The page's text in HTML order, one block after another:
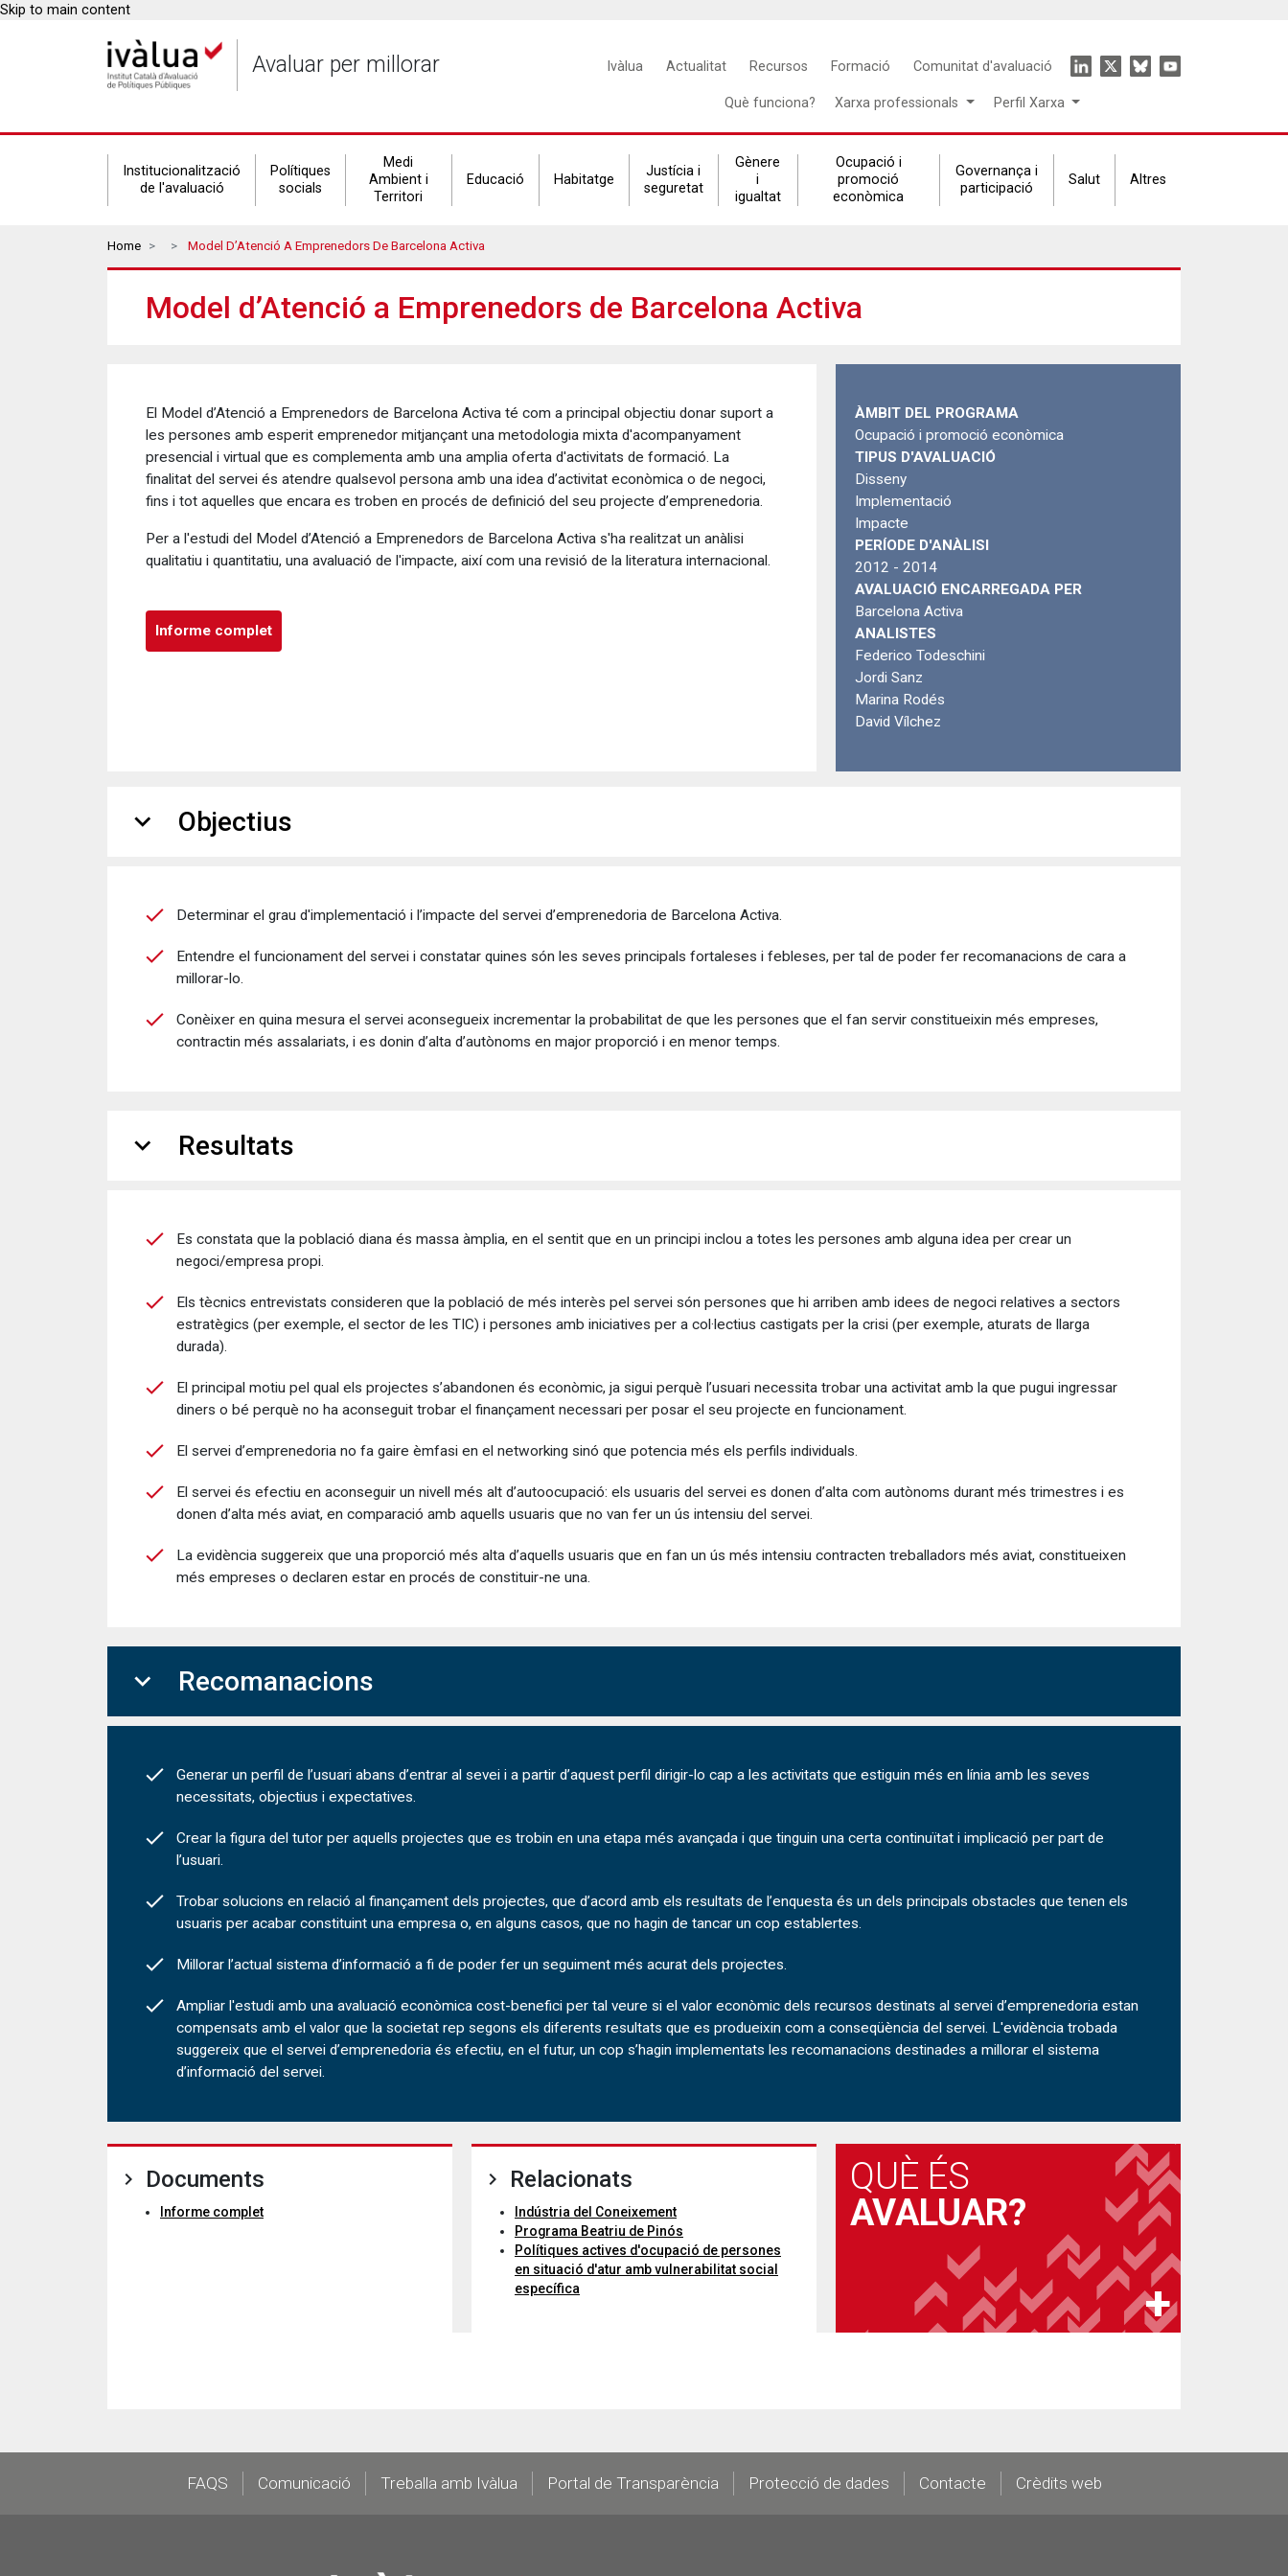
Skip to main content
Avaluar per millorar
Main
navigation
Ivàlua Actualitat Recursos Formació Comunitat d'avaluació
Icon
menu
Què funciona? Xarxa professionals Perfil Xarxa
Secondary
navigation
Institucionalització
de l'avaluació
Polítiques
socials
Medi
Ambient i
Territori
Educació Habitatge
Justícia i
seguretat
Gènere
i
igualtat
Ocupació i
promoció
econòmica
Governança i
participació
Salut Altres
Breadcrumbs
Home Model D’Atenció A Emprenedors De Barcelona Activa
Model d’Atenció a Emprenedors de Barcelona Activa
El Model d’Atenció a Emprenedors de Barcelona Activa té com a principal objectiu donar suport a
les persones amb esperit emprenedor mitjançant una metodologia mixta d'acompanyament
presencial i virtual que es complementa amb una amplia oferta d'activitats de formació. La
finalitat del servei és atendre qualsevol persona amb una idea d’activitat econòmica o de negoci,
fins i tot aquelles que encara es troben en procés de definició del seu projecte d’emprenedoria.
Per a l'estudi del Model d’Atenció a Emprenedors de Barcelona Activa s'ha realitzat un anàlisi
qualitatiu i quantitatiu, una avaluació de l'impacte, així com una revisió de la literatura internacional.
Informe complet
ÀMBIT DEL PROGRAMA
Ocupació i promoció econòmica
TIPUS D'AVALUACIÓ
Disseny
Implementació
Impacte
PERÍODE D'ANÀLISI
2012 - 2014
AVALUACIÓ ENCARREGADA PER
Barcelona Activa
ANALISTES
Federico Todeschini
Jordi Sanz
Marina Rodés
David Vílchez
expand_more Objectius
Determinar el grau d'implementació i l’impacte del servei d’emprenedoria de Barcelona Activa.
Entendre el funcionament del servei i constatar quines són les seves principals fortaleses i febleses, per tal de poder fer recomanacions de cara a
millorar-lo.
Conèixer en quina mesura el servei aconsegueix incrementar la probabilitat de que les persones que el fan servir constitueixin més empreses,
contractin més assalariats, i es donin d’alta d’autònoms en major proporció i en menor temps.
expand_more Resultats
Es constata que la població diana és massa àmplia, en el sentit que en un principi inclou a totes les persones amb alguna idea per crear un
negoci/empresa propi.
Els tècnics entrevistats consideren que la població de més interès pel servei són persones que hi arriben amb idees de negoci relatives a sectors
estratègics (per exemple, el sector de les TIC) i persones amb iniciatives per a col·lectius castigats per la crisi (per exemple, aturats de llarga
durada).
El principal motiu pel qual els projectes s’abandonen és econòmic, ja sigui perquè l’usuari necessita trobar una activitat amb la que pugui ingressar
diners o bé perquè no ha aconseguit trobar el finançament necessari per posar el seu projecte en funcionament.
El servei d’emprenedoria no fa gaire èmfasi en el networking sinó que potencia més els perfils individuals.
El servei és efectiu en aconseguir un nivell més alt d’autoocupació: els usuaris del servei es donen d’alta com autònoms durant més trimestres i es
donen d’alta més aviat, en comparació amb aquells usuaris que no van fer un ús intensiu del servei.
La evidència suggereix que una proporció més alta d’aquells usuaris que en fan un ús més intensiu contracten treballadors més aviat, constitueixen
més empreses o declaren estar en procés de constituir-ne una.
expand_more Recomanacions
Generar un perfil de l’usuari abans d’entrar al sevei i a partir d’aquest perfil dirigir-lo cap a les activitats que estiguin més en línia amb les seves
necessitats, objectius i expectatives.
Crear la figura del tutor per aquells projectes que es trobin en una etapa més avançada i que tinguin una certa continuïtat i implicació per part de
l’usuari.
Trobar solucions en relació al finançament dels projectes, que d’acord amb els resultats de l’enquesta és un dels principals obstacles que tenen els
usuaris per acabar constituint una empresa o, en alguns casos, que no hagin de tancar un cop establertes.
Millorar l’actual sistema d’informació a fi de poder fer un seguiment més acurat dels projectes.
Ampliar l'estudi amb una avaluació econòmica cost-benefici per tal veure si el valor econòmic dels recursos destinats al servei d’emprenedoria estan
compensats amb el valor que la societat rep segons els diferents resultats que es produeixin com a conseqüència del servei. L'evidència trobada
suggereix que el servei d’emprenedoria és efectiu, en el futur, un cop s’hagin implementats les recomanacions destinades a millorar el sistema
d’informació del servei.
Documents
Informe complet
Relacionats
Indústria del Coneixement
Programa Beatriu de Pinós
Polítiques actives d'ocupació de persones
en situació d'atur amb vulnerabilitat social
específica
QUÈ ÉS
AVALUAR?
FooterFAQS Comunicació Treballa amb Ivàlua Portal de Transparència Protecció de dades Contacte Crèdits web